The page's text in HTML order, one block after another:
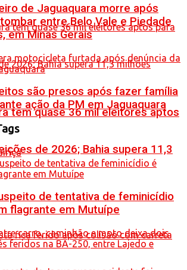
tem quase 36 mil eleitores aptos
de 2026; Bahia supera 11,3
de Jaguaquara morre após
entre Belo Vale e Piedade
em Minas Gerais
são presos após fazer família
ação da PM em Jaguaquara
de tentativa de feminicídio
flagrante em Mutuípe